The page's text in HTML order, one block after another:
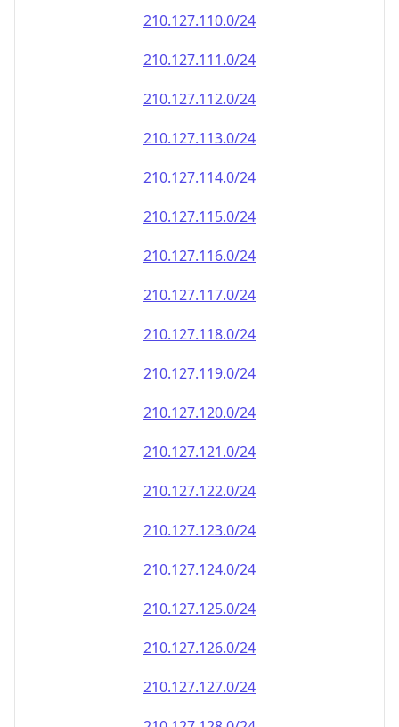
210.127.110.0/24
210.127.111.0/24
210.127.112.0/24
210.127.113.0/24
210.127.114.0/24
210.127.115.0/24
210.127.116.0/24
210.127.117.0/24
210.127.118.0/24
210.127.119.0/24
210.127.120.0/24
210.127.121.0/24
210.127.122.0/24
210.127.123.0/24
210.127.124.0/24
210.127.125.0/24
210.127.126.0/24
210.127.127.0/24
210.127.128.0/24